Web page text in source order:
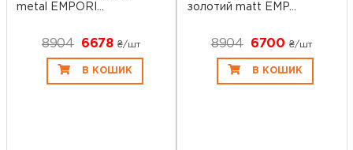
metal EMPORI...
8904 6678 ₴/шт
В КОШИК
золотий matt EMP...
8904 6700 ₴/шт
В КОШИК